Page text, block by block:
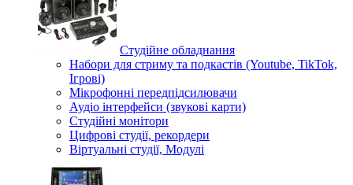
Студійне обладнання
Набори для стриму та подкастів (Youtube, TikTok,
Ігрові)
Мікрофонні передпідсилювачи
Аудіо інтерфейси (звукові карти)
Студійні монітори
Цифрові студії, рекордери
Віртуальні студії, Модулі